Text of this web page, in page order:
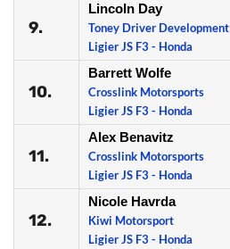
9.
Lincoln Day
Toney Driver Development
Ligier JS F3 - Honda
10.
Barrett Wolfe
Crosslink Motorsports
Ligier JS F3 - Honda
11.
Alex Benavitz
Crosslink Motorsports
Ligier JS F3 - Honda
12.
Nicole Havrda
Kiwi Motorsport
Ligier JS F3 - Honda